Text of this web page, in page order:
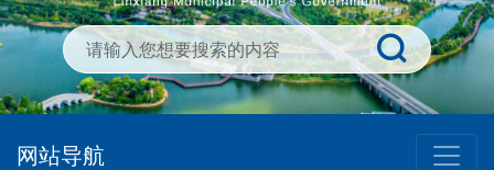
网站导航